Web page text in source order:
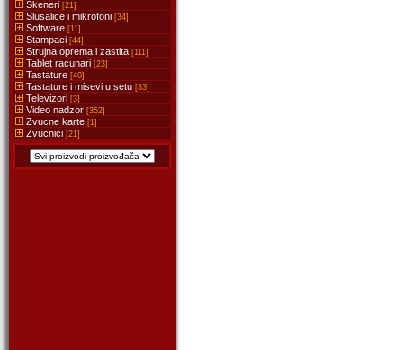
Skeneri [21]
Slusalice i mikrofoni [34]
Software [11]
Stampaci [44]
Strujna oprema i zastita [111]
Tablet racunari [23]
Tastature [40]
Tastature i misevi u setu [33]
Televizori [3]
Video nadzor [352]
Zvucne karte [1]
Zvucnici [21]